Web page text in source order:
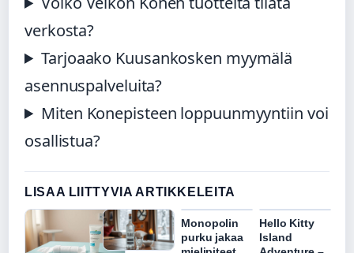
verkosta?
Tarjoaako Kuusankosken myymälä
asennuspalveluita?
Miten Konepisteen loppuunmyyntiin voi
osallistua?
LISAA LIITTYVIA ARTIKKELEITA
Monopolin
purku jakaa
Hello Kitty
Island